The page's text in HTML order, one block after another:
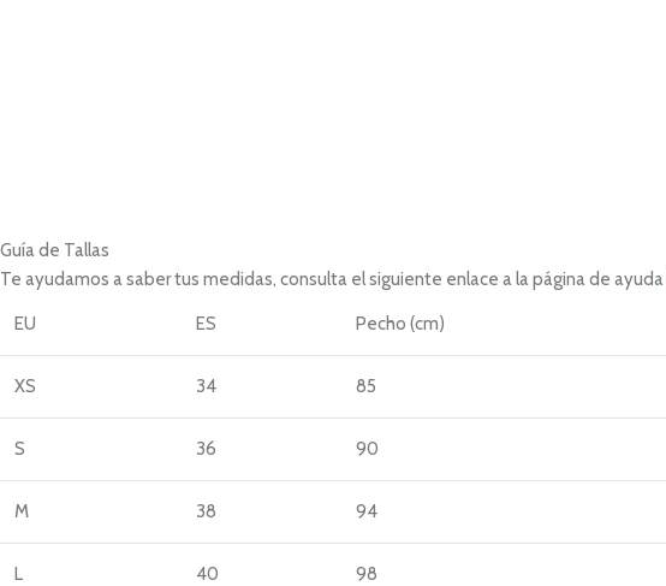
Guía de Tallas
Te ayudamos a saber tus medidas, consulta el siguiente enlace a la página de ayuda
EU ES Pecho (cm)
XS 34 85
S 36 90
M 38 94
L 40 98